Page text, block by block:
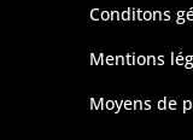
Conditons
Mentions
Moyens de